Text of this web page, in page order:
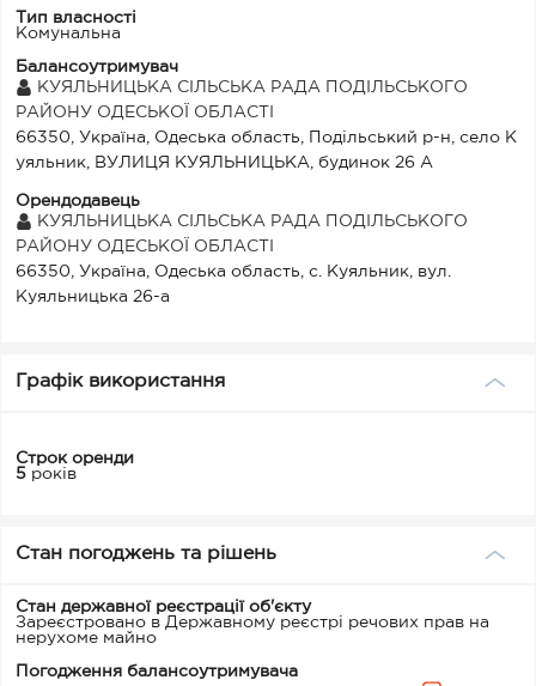
Тип власності
Комунальна
Балансоутримувач
КУЯЛЬНИЦЬКА СІЛЬСЬКА РАДА ПОДІЛЬСЬКОГО
РАЙОНУ ОДЕСЬКОЇ ОБЛАСТІ
66350, Україна, Одеська область, Подільський р-н, село К
уяльник, ВУЛИЦЯ КУЯЛЬНИЦЬКА, будинок 26 А
Орендодавець
КУЯЛЬНИЦЬКА СІЛЬСЬКА РАДА ПОДІЛЬСЬКОГО
РАЙОНУ ОДЕСЬКОЇ ОБЛАСТІ
66350, Україна, Одеська область, с. Куяльник, вул.
Куяльницька 26-а
Графік використання
Строк оренди
5 років
Стан погоджень та рішень
Стан державної реєстрації об'єкту
Зареєстровано в Державному реєстрі речових прав на
нерухоме майно
Погодження балансоутримувача